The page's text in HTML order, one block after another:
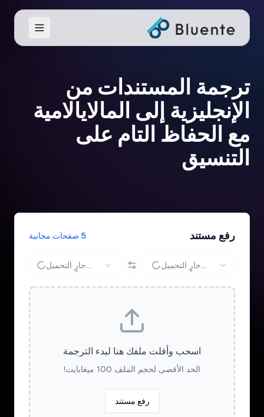
ترجمة المستندات من
الإنجليزية إلى المالايالامية
مع الحفاظ التام على
التنسيق
رفع مستند 5 صفحات مجانية
جارٍ التحميل... جارٍ التحميل...
اسحب وأفلت ملفك هنا لبدء الترجمة
الحد الأقصى لحجم الملف 100 ميغابايت!
رفع مستند